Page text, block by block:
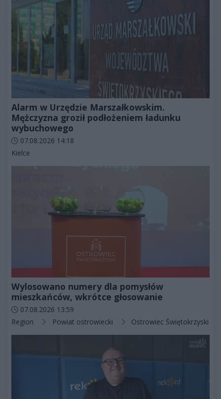
Alarm w Urzędzie Marszałkowskim.
Mężczyzna groził podłożeniem ładunku
wybuchowego
Data dodania artykułu:
07.08.2026 14:18
Kategorie artykułu:
Kielce
Wylosowano numery dla pomysłów
mieszkańców, wkrótce głosowanie
Data dodania artykułu:
07.08.2026 13:59
Kategorie artykułu:
Region Powiat ostrowiecki Ostrowiec Świętokrzyski